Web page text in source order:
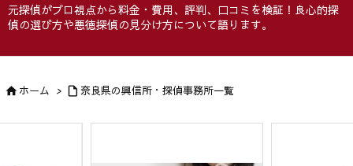
元探偵がプロ視点から料金・費用、評判、口コミを検証！良心的探
偵の選び方や悪徳探偵の見分け方について語ります。
メニュ
サイド

ホーム >  奈良県の興信所・探偵事務所一覧